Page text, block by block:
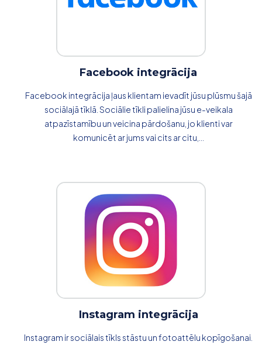
Facebook integrācija
Facebook integrācija ļaus klientam ievadīt jūsu plūsmu šajā
sociālajā tīklā. Sociālie tīkli palielina jūsu e-veikala
atpazīstamību un veicina pārdošanu, jo klienti var
komunicēt ar jums vai cits ar citu,...
Instagram integrācija
Instagram ir sociālais tīkls stāstu un fotoattēlu kopīgošanai.